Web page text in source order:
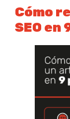
Cómo
SEO en